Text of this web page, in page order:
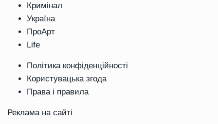
Кримінал
Україна
ПроАрт
Life
Політика конфіденційності
Користувацька згода
Права і правила
Реклама на сайті